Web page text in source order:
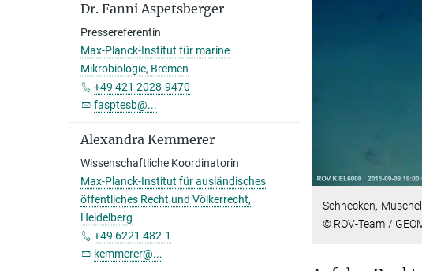
Schnecken,
© ROV-Team /
Dr. Fanni Aspetsberger
Pressereferentin
Max-Planck-Institut für marine
Mikrobiologie, Bremen
+49 421 2028-9470
fasptesb@...
Alexandra Kemmerer
Wissenschaftliche Koordinatorin
Max-Planck-Institut für ausländisches
öffentliches Recht und Völkerrecht,
Heidelberg
+49 6221 482-1
kemmerer@...